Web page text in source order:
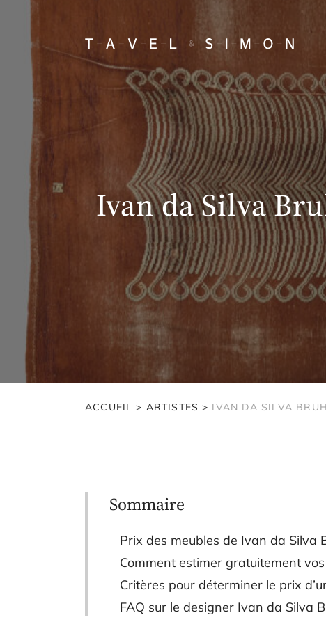
Ivan da Silva
ACCUEIL > ARTISTES > IVAN DA SILVA
Sommaire
Prix des meubles de Ivan da Silva
Comment estimer gratuitement
Critères pour déterminer le prix
FAQ sur le designer Ivan da Silva